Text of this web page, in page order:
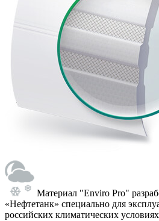
Материал "Enviro Pro"
«Нефтетанк» специально для
российских климатических